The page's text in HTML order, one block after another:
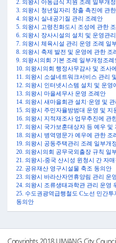
인 부분을 고려하여 설계에 반영하여
여 사업시행자와 지속적으로 협의하
차 운행 계획 변경에 관해서는 해당 노
자체와 관련 내용을 공유하여 지역 주
하는 등 최선의 노력을 기울여 주실 것
C노선 운행의 정시성과 안정성 확보
용구간을 관제하는 사업 관리 기관 등
시기를 당부드립니다. 넷째, 2019년 12
담할 역사 운영비는 544억 원으로 산
승률을 감안하였을 때 향후에는 총
다. 그에 따라 우리 시가 부담해야 할
우리 시 재정 부담을 최소화하기 위한
마지막으로 3기 신도시 광역교통 개선
비를 충당하기 위한 관련 협의를 LH
기타 자세한 사항은 배부해 드린 심사
상으로 제307회 의왕시의회 임시회 조
고를 마치겠습니다.
●의장 김학기
노선희 의원님 수고하셨습니다.
방금 노선희 의원님께서 보고하신 안
특별위원회에서 충분한 심사가 이루
결하고자 하는데 의원 여러분 이의 없
( “없습니다.” 하는 의원 있음 )
이의가 없으므로 각 안건별로 의결하
2. 의왕시 아동급식 지원 조례 일부개
3. 의왕시 청년일자리 창출 촉진에 관
4. 의왕시 실내공기질 관리 조례안
5. 의왕시 고령친화도시 조성에 관한
6. 의왕시 장사시설의 설치 및 운영관
7. 의왕시 체육시설 관리 운영 조례 일
8. 의왕시 축제 발전 및 운영에 관한 조
9. 의왕시의회 기본 조례 일부개정조례
10. 의왕시의회 행정사무감사 및 조사
11. 의왕시 소셜네트워크서비스 관리
12. 의왕시 인터넷시스템 설치 및 운
13. 의왕시 마을세무사 운영 조례안
14. 의왕시 새마을회관 설치·운영 및
15. 의왕시 주민자율방범대 운영 및
16. 의왕시 지적재조사 업무추진에 관
17. 의왕시 국가보훈대상자 등 예우
18. 의왕시 병역명문가 예우에 관한 조
19. 의왕시 공동주택관리 조례 일부개
20. 의왕시의회 공무국외출장 규칙 일
21. 의왕시-중국 산시성 윈청시 간 자
22. 공유재산 영구시설물 축조 동의안
23. 의왕시 바라산자연휴양림 관리 운
24. 의왕시 조류생태과학관 관리 운영
25. 수도권광역급행철도 C노선 민간
동의안
26. 의왕시의회 인사청문 경과 보고
Copyrights 2018 UIWANG City